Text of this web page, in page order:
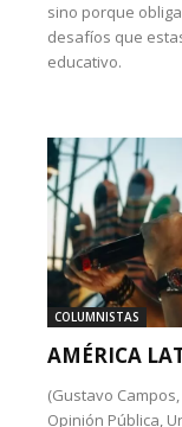
sino porque
desafíos que
educativo.
COLUMNISTAS
AMÉRICA
(Gustavo
Opinión Pública,